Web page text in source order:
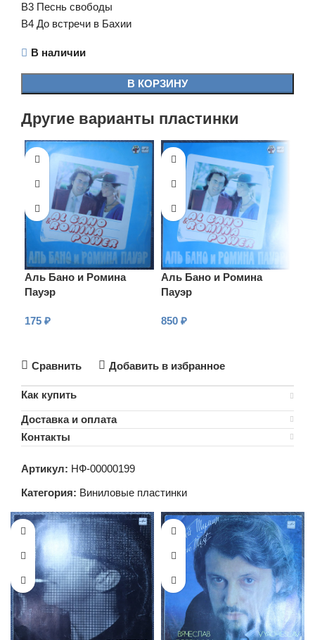
B3 Песнь свободы
B4 До встречи в Бахии
В наличии
В КОРЗИНУ
Другие варианты пластинки
Аль Бано и Ромина
Пауэр
175 ₽
Аль Бано и Ромина
Пауэр
850 ₽
Сравнить Добавить в избранное
Как купить
Доставка и оплата
Контакты
Артикул: НФ-00000199
Категория: Виниловые пластинки